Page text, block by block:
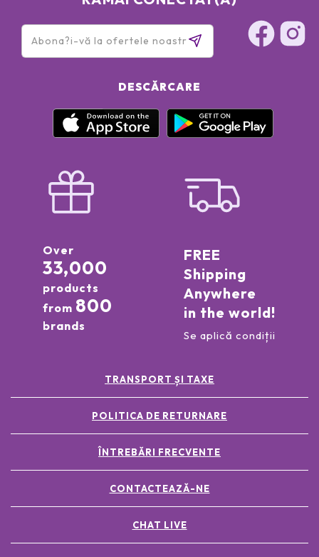
DESCĂRCARE
Over
33,000
products
from 800
brands
FREE
Shipping
Anywhere
in the world!
Se aplică condiții
TRANSPORT ȘI TAXE
POLITICA DE RETURNARE
ÎNTREBĂRI FRECVENTE
CONTACTEAZĂ-NE
CHAT LIVE